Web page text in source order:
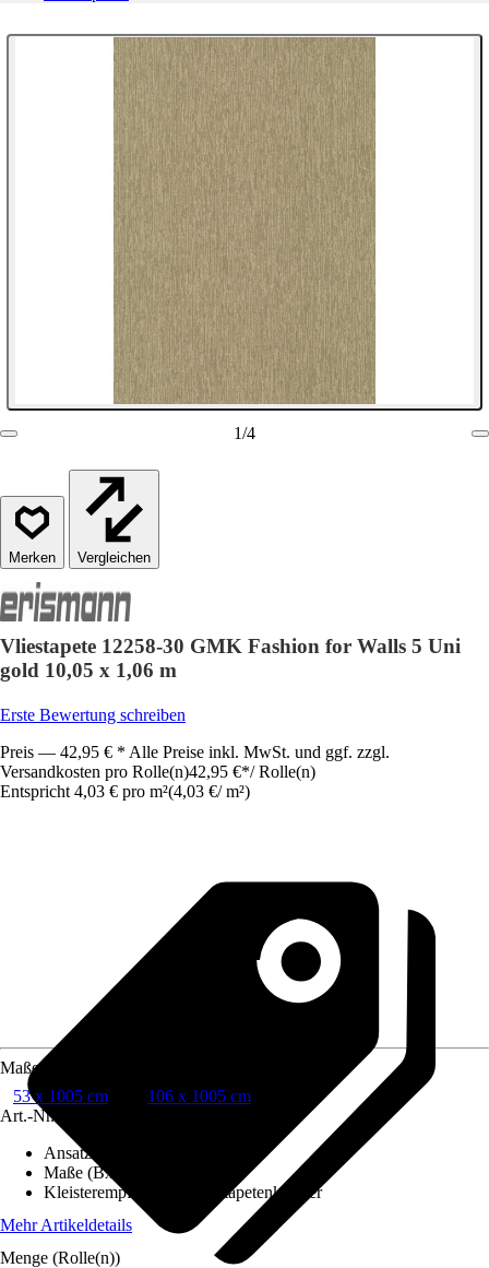
1/4
Vergleichen
Vliestapete 12258-30 GMK Fashion for Walls 5 Uni
gold 10,05 x 1,06 m
Erste Bewertung schreiben
Preis — 42,95 € * Alle Preise inkl. MwSt. und ggf. zzgl.
Versandkosten pro Rolle(n)42,95 €*/ Rolle(n)
Entspricht 4,03 € pro m²(4,03 €/ m²)
Maße (BxH)
53 x 1005 cm
106 x 1005 cm
Art.-Nr.
Ansatz des Musters
Maße (BxH)
Kleisterempfehlung
Vliestapetenkleister
Mehr Artikeldetails
Menge (Rolle(n))